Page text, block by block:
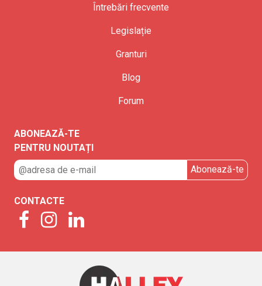
Întrebări frecvente
Legislație
Granturi
Blog
Forum
ABONEAZĂ-TE
PENTRU NOUTAȚI
CONTACTE